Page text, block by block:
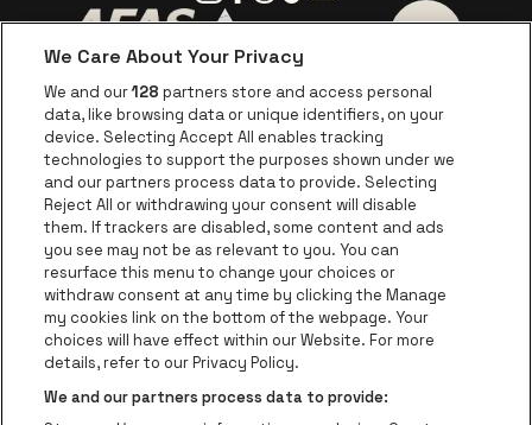
Ga naar
Ga naar de website van Europcar
Ga naar de
Ga naar de website van Coca-Cola
Ga naar de website van
Ga naar de
Ga naar de website van Champagne
Ga naar de website
Ga naar de website van Het
Ga naar de
AFAS Dome is een deel van be•at
AFAS Dome
Schijnpoortweg 119, 2170 Antwerpen
We Care About Your Privacy
We and our128 partners store and access personal
data, like browsing data or unique identifiers, on your
device. Selecting Accept All enables tracking
technologies to support the purposes shown under we
and our partners process data to provide. Selecting
Reject All or withdrawing your consent will disable
them. If trackers are disabled, some content and ads
you see may not be as relevant to you. You can
resurface this menu to change your choices or
withdraw consent at any time by clicking the Manage
my cookies link on the bottom of the webpage. Your
choices will have effect within our Website. For more
details, refer to our Privacy Policy.
We and our partners process data to provide: